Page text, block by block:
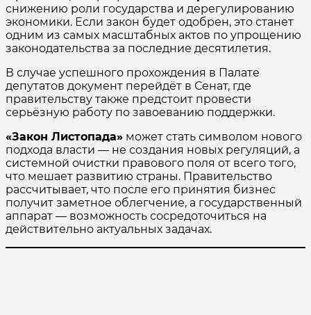
снижению роли государства и дерегулированию
экономики. Если закон будет одобрен, это станет
одним из самых масштабных актов по упрощению
законодательства за последние десятилетия.
В случае успешного прохождения в Палате
депутатов документ перейдёт в Сенат, где
правительству также предстоит провести
серьёзную работу по завоеванию поддержки.
«Закон Листопада» может стать символом нового
подхода власти — не создания новых регуляций, а
системной очистки правового поля от всего того,
что мешает развитию страны. Правительство
рассчитывает, что после его принятия бизнес
получит заметное облегчение, а государственный
аппарат — возможность сосредоточиться на
действительно актуальных задачах.